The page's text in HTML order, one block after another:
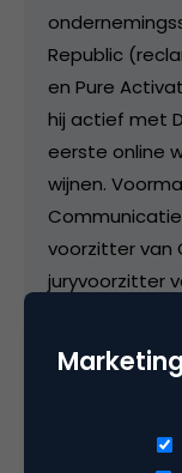
Republic
en Pure
hij actief met
eerste online
wijnen.
voorzitter van
juryvoorzitter